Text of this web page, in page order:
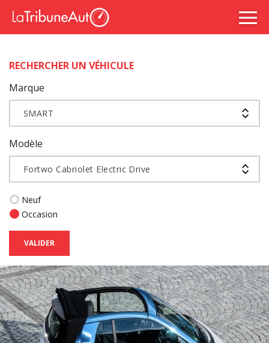
RECHERCHER UN VÉHICULE
Marque
SMART
Modèle
Fortwo Cabriolet Electric Drive
Neuf
Occasion
VALIDER